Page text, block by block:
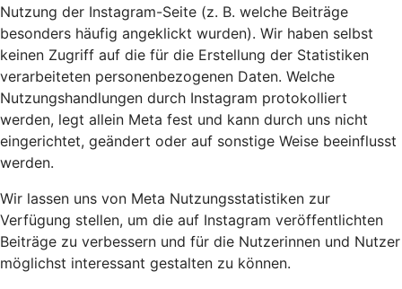
Nutzung der Instagram-Seite (z. B. welche Beiträge
besonders häufig angeklickt wurden). Wir haben selbst
keinen Zugriff auf die für die Erstellung der Statistiken
verarbeiteten personenbezogenen Daten. Welche
Nutzungshandlungen durch Instagram protokolliert
werden, legt allein Meta fest und kann durch uns nicht
eingerichtet, geändert oder auf sonstige Weise beeinflusst
werden.
Wir lassen uns von Meta Nutzungsstatistiken zur
Verfügung stellen, um die auf Instagram veröffentlichten
Beiträge zu verbessern und für die Nutzerinnen und Nutzer
möglichst interessant gestalten zu können.